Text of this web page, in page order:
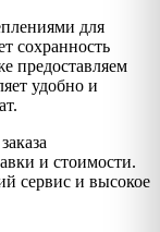
для
сохранность
предоставляем
удобно и
и стоимости.
сервис и высокое